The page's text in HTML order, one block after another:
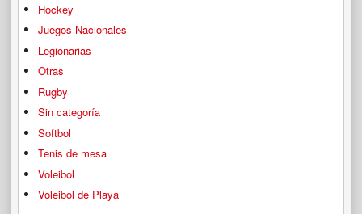
Hockey
Juegos Nacionales
Legionarias
Otras
Rugby
Sin categoría
Softbol
Tenis de mesa
Voleibol
Voleibol de Playa